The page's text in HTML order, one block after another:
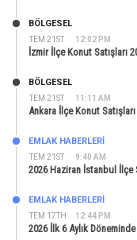
TEM 21ST 12:02 PM
BÖLGESEL
İzmir İlçe Konut Satışları
TEM 21ST 11:11 AM
BÖLGESEL
Ankara İlçe Konut
TEM 21ST 9:40 AM
EMLAK HABERLERI
2026 Haziran İstanbul İlçe
TEM 17TH 12:44 PM
EMLAK HABERLERI
2026 İlk 6 Aylık